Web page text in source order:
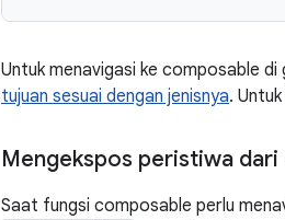
Untuk menavigasi ke composable
tujuan sesuai dengan jenisnya.
Mengekspos peristiwa
Saat fungsi composable perlu